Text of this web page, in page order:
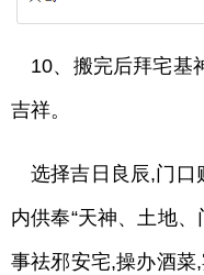
10、搬完后拜宅基
吉祥。
选择吉日良辰,门口
内供奉“天神、土地
事祛邪安宅,操办酒菜,